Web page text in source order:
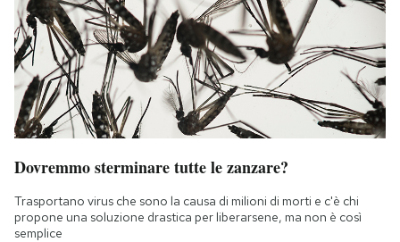
Dovremmo sterminare tutte le zanzare?
Trasportano virus che sono la causa di milioni di morti e c'è chi
propone una soluzione drastica per liberarsene, ma non è così
semplice